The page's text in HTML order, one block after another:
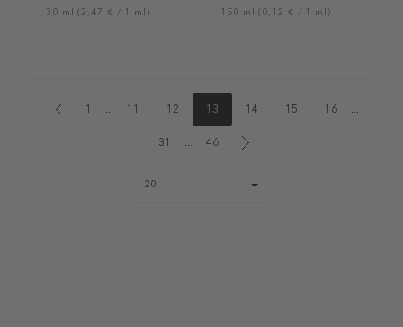
30 ml (2,47 € / 1 ml) 150 ml (0,12 € / 1 ml)
1 ... 11 12 13 14 15 16 ...
31 ... 46
size
20